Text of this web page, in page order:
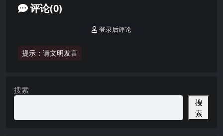
评论(0)
提示：请文明发言
登录后评论
搜索
搜
索